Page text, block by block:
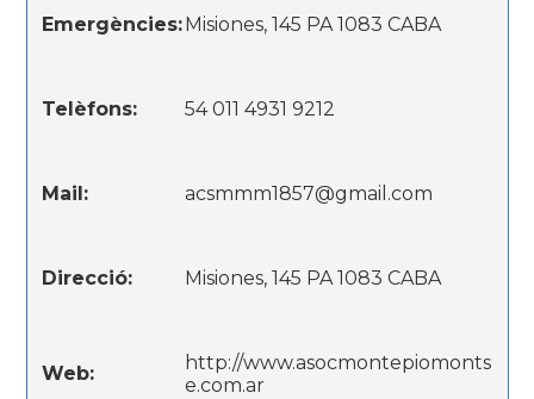
Emergències: Misiones, 145 PA 1083 CABA
Telèfons: 54 011 4931 9212
Mail: acsmmm1857@gmail.com
Direcció: Misiones, 145 PA 1083 CABA
Web:
http://www.asocmontepiomonts
e.com.ar